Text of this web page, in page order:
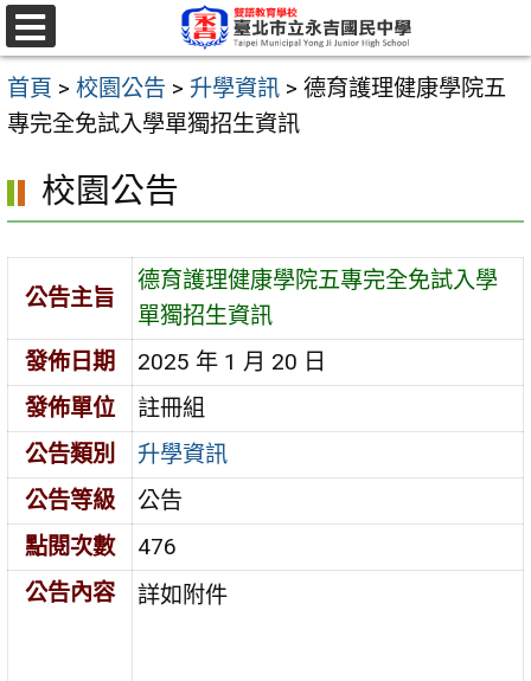
跳
至
主
要
區
選
單
首頁 > 校園公告 > 升學資訊 > 德育護理健康學院五
專完全免試入學單獨招生資訊
校園公告
公告主旨
德育護理健康學院五專完全免試入學
單獨招生資訊
發佈日期
2025 年 1 月 20 日
發佈單位
註冊組
公告類別
升學資訊
公告等級
公告
點閱次數
476
公告內容
詳如附件